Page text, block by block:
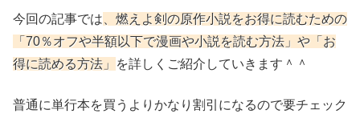
今回の記事では 、燃えよ剣の原作小説をお得に読むための
「70％オフや半額以下で漫画や小説を読む方法」や「お
得に読める方法」
を詳しくご紹介していきます＾＾
普通に単行本を買うよりかなり割引になるので要チェック